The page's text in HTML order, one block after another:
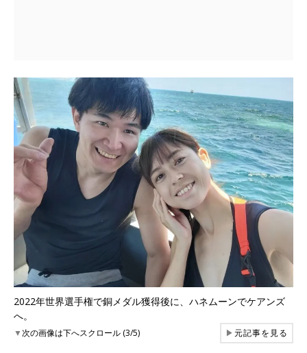
2022年世界選手権で銅メダル獲得後に、ハネムーンでケアンズ
へ。
▼次の画像は下へスクロール (3/5) ▶元記事を見る